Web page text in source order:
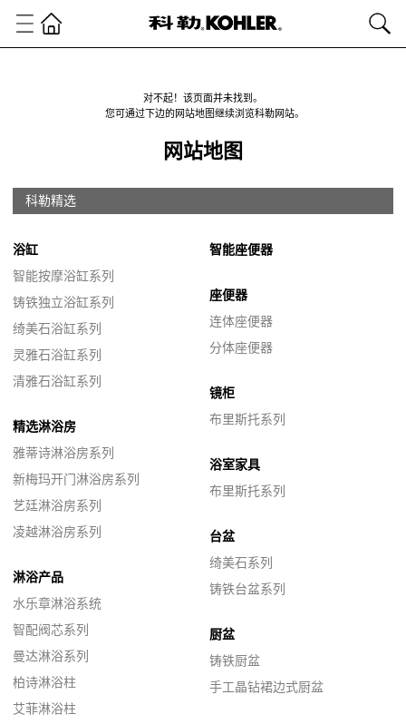
对不起！该页面并未找到。
您可通过下边的网站地图继续浏览科勒网站。
网站地图
科勒精选
浴缸
智能按摩浴缸系列
铸铁独立浴缸系列
绮美石浴缸系列
灵雅石浴缸系列
清雅石浴缸系列
精选淋浴房
雅蒂诗淋浴房系列
新梅玛开门淋浴房系列
艺廷淋浴房系列
凌越淋浴房系列
淋浴产品
水乐章淋浴系统
智配阀芯系列
曼达淋浴系列
柏诗淋浴柱
艾菲淋浴柱
智能座便器
座便器
连体座便器
分体座便器
镜柜
布里斯托系列
浴室家具
布里斯托系列
台盆
绮美石系列
铸铁台盆系列
厨盆
铸铁厨盆
手工晶钻裙边式厨盆